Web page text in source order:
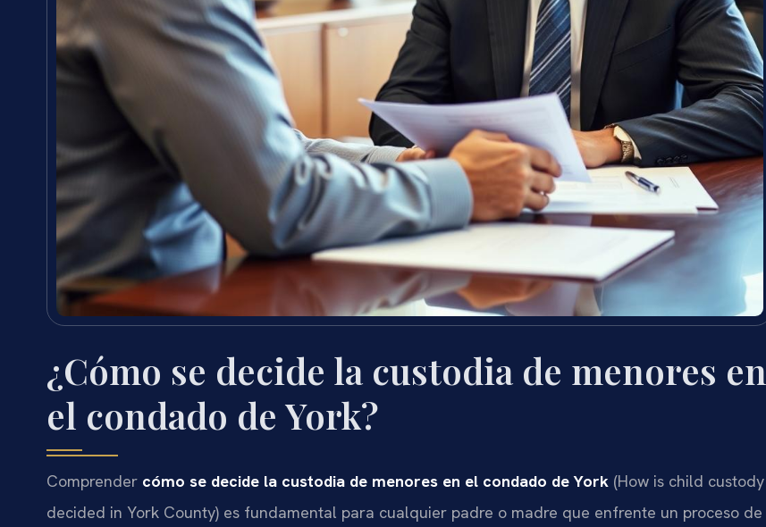
¿Cómo se decide la custodia de menores en
el condado de York?
Comprender cómo se decide la custodia de menores en el condado de York (How is child custody
decided in York County) es fundamental para cualquier padre o madre que enfrente un proceso de